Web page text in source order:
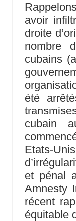
avoir
droite
nombre
cubains
été
cubain
Etats-
et pénal
Amnesty
récent
équitable